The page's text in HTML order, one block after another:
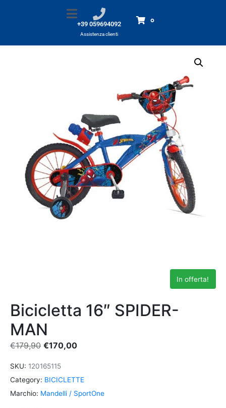
+39 059694092
Assistenza clienti
0
Prodotti Bicicletta 16" SPIDER-MAN
In offerta!
Bicicletta 16″ SPIDER-
MAN
€179,90 €170,00
SKU: 120165115
Category: BICICLETTE
Marchio: Mandelli / SportOne